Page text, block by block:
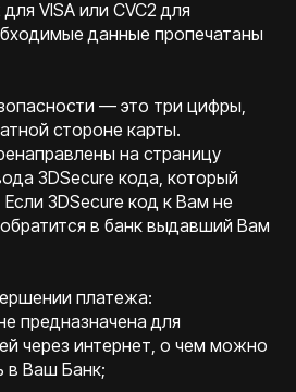
VISA или CVC2 для
данные пропечатаны
— это три цифры,
стороне карты.
на страницу
3DSecure кода, который
3DSecure код к Вам не
в банк выдавший Вам
платежа:
предназначена для
через интернет, о чем можно
в Ваш Банк;